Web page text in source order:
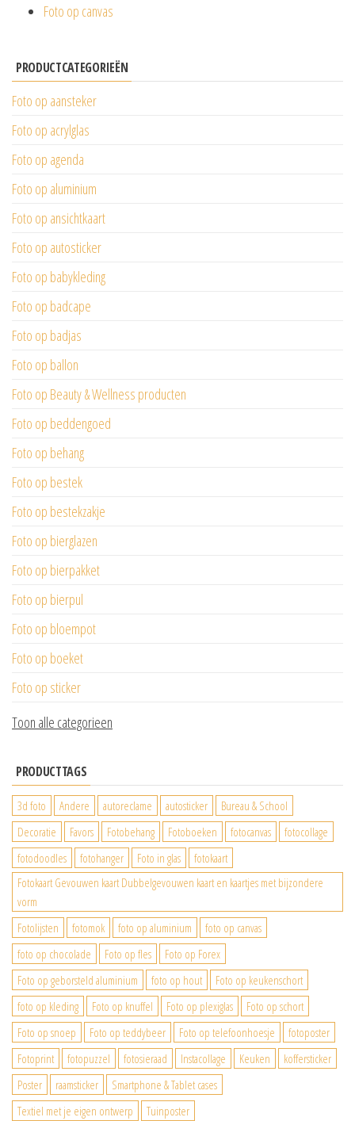
Foto op canvas
PRODUCTCATEGORIEËN
Foto op aansteker
Foto op acrylglas
Foto op agenda
Foto op aluminium
Foto op ansichtkaart
Foto op autosticker
Foto op babykleding
Foto op badcape
Foto op badjas
Foto op ballon
Foto op Beauty & Wellness producten
Foto op beddengoed
Foto op behang
Foto op bestek
Foto op bestekzakje
Foto op bierglazen
Foto op bierpakket
Foto op bierpul
Foto op bloempot
Foto op boeket
Foto op sticker
Toon alle categorieen
PRODUCTTAGS
3d foto Andere autoreclame autosticker
Bureau & School
Decoratie
Favors Fotobehang Fotoboeken fotocanvas
fotocollage
fotodoodles
fotohanger Foto in glas
fotokaart
Fotokaart Gevouwen kaart Dubbelgevouwen kaart en kaartjes met bijzondere
vorm
Fotolijsten
fotomok foto op aluminium
foto op canvas
foto op chocolade
Foto op fles
Foto op Forex
Foto op geborsteld aluminium
foto op hout
Foto op keukenschort
foto op kleding
Foto op knuffel Foto op plexiglas
Foto op schort
Foto op snoep
Foto op teddybeer Foto op telefoonhoesje
fotoposter
Fotoprint
fotopuzzel fotosieraad Instacollage Keuken
koffersticker
Poster
raamsticker
Smartphone & Tablet cases
Textiel met je eigen ontwerp
Tuinposter